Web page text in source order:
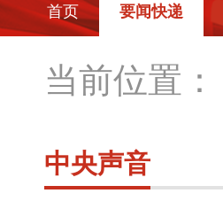
首页 要闻快递
当前位置：
中央声音